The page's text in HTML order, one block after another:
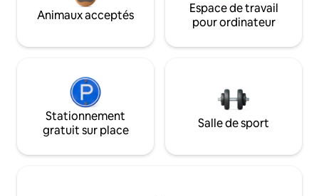
Animaux acceptés
Espace de travail
pour ordinateur
Stationnement
gratuit sur place
Salle de sport